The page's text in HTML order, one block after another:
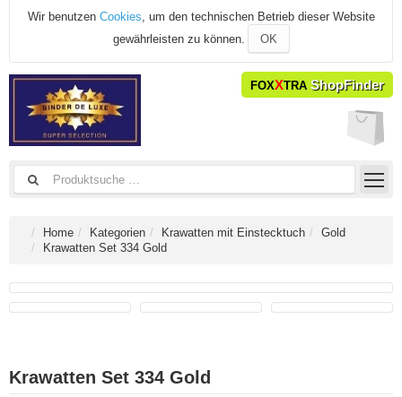
Wir benutzen Cookies, um den technischen Betrieb dieser Website
gewährleisten zu können.
OK
FOXXTRA ShopFinder
Home Kategorien Krawatten mit Einstecktuch
Gold
Krawatten Set 334 Gold
Krawatten Set 334 Gold